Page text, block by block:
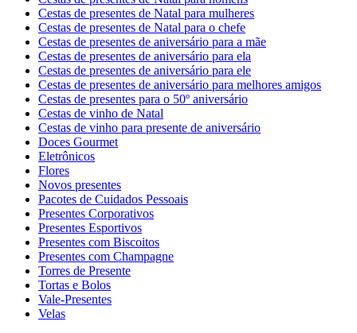
Cestas de presentes de Natal para mulheres
Cestas de presentes de Natal para o chefe
Cestas de presentes de aniversário para a mãe
Cestas de presentes de aniversário para ela
Cestas de presentes de aniversário para ele
Cestas de presentes de aniversário para melhores amigos
Cestas de presentes para o 50º aniversário
Cestas de vinho de Natal
Cestas de vinho para presente de aniversário
Doces Gourmet
Eletrônicos
Flores
Novos presentes
Pacotes de Cuidados Pessoais
Presentes Corporativos
Presentes Esportivos
Presentes com Biscoitos
Presentes com Champagne
Torres de Presente
Tortas e Bolos
Vale-Presentes
Velas